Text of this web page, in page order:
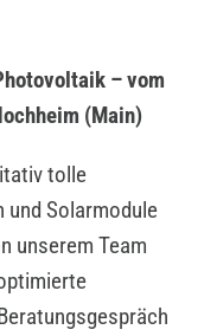
– vom
(Main)
tolle
und Solarmodule
unserem Team